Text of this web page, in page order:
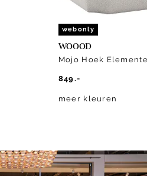
webonly
WOOOD
Mojo Hoek
849.-
meer kleuren